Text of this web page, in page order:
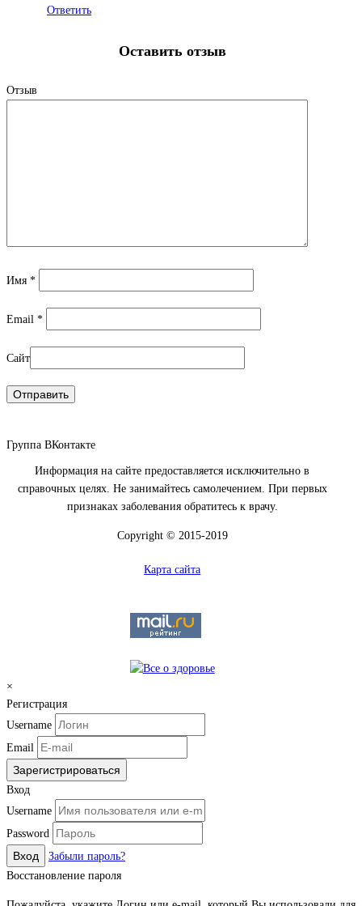
Ответить
Оставить отзыв
Отзыв
Имя *
Email *
Сайт
Группа ВКонтакте
Информация на сайте предоставляется исключительно в
справочных целях. Не занимайтесь самолечением. При первых
признаках заболевания обратитесь к врачу.
Copyright © 2015-2019
Карта сайта
×
Регистрация
Username
Email
Зарегистрироваться
Вход
Username
Password
Вход
Забыли пароль?
Восстановление пароля